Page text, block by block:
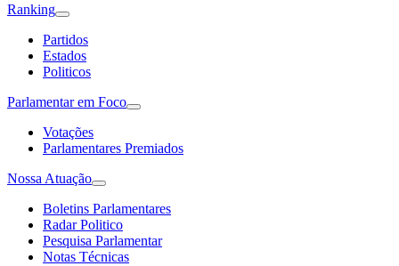
Ranking
Partidos
Estados
Politicos
Parlamentar em Foco
Votações
Parlamentares Premiados
Nossa Atuação
Boletins Parlamentares
Radar Politico
Pesquisa Parlamentar
Notas Técnicas